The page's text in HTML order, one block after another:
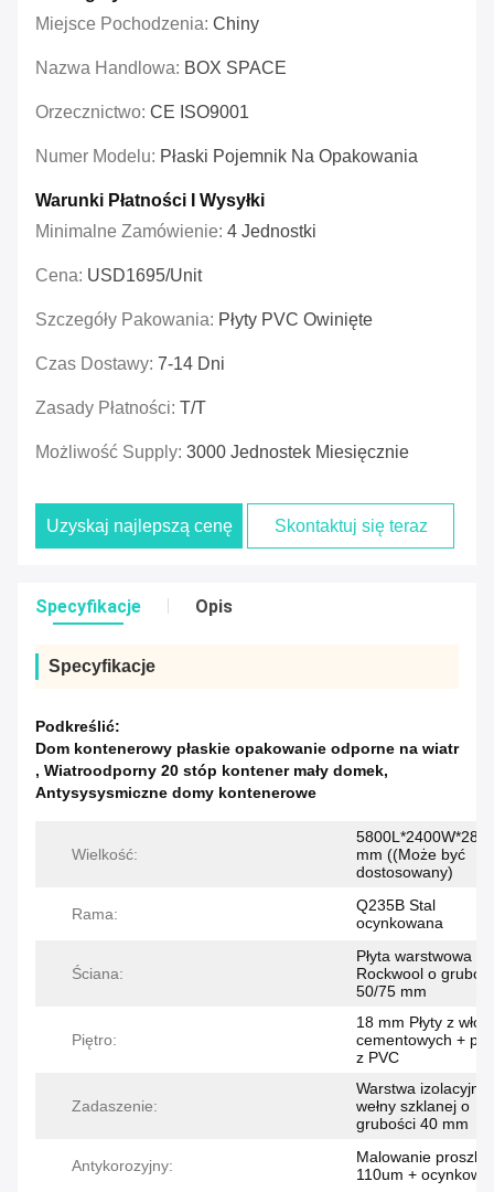
Miejsce Pochodzenia: Chiny
Nazwa Handlowa: BOX SPACE
Orzecznictwo: CE ISO9001
Numer Modelu: Płaski Pojemnik Na Opakowania
Warunki Płatności I Wysyłki
Minimalne Zamówienie: 4 Jednostki
Cena: USD1695/unit
Szczegóły Pakowania: Płyty PVC Owinięte
Czas Dostawy: 7-14 Dni
Zasady Płatności: T/T
Możliwość Supply: 3000 Jednostek Miesięcznie
Uzyskaj najlepszą cenę Skontaktuj się teraz
Specyfikacje Opis
Specyfikacje
Podkreślić:
Dom kontenerowy płaskie opakowanie odporne na wiatr
, Wiatroodporny 20 stóp kontener mały domek,
Antysysysmiczne domy kontenerowe
Wielkość:
mm ((Może być
dostosowany)
Rama:
Q235B Stal
ocynkowana
Ściana:
Płyta warstwowa
Rockwool o
50/75 mm
Piętro:
18 mm Płyty z
cementowych +
z PVC
Zadaszenie:
Warstwa izolacyjna
wełny szklanej o
grubości 40 mm
Antykorozyjny:
Malowanie
110um +